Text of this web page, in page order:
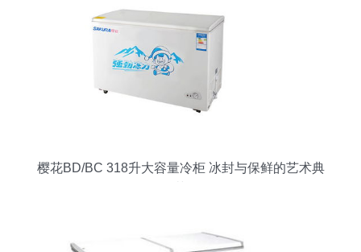
樱花BD/BC 318升大容量冷柜 冰封与保鲜的艺术典